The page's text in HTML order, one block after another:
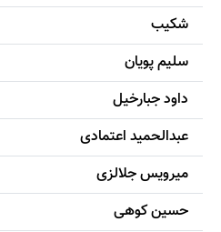
شکيب
سليم پویان
داود جبارخیل
عبدالحمید اعتمادی
میرویس جلالزی
حسين کوهی